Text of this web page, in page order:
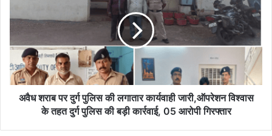
स्वर्णिम
–
सांसद
बृजमोहन
अग्रवाल...
दुर्ग
की
लगातार
कार्यवाही
जारी,ऑपरेशन
विश्वास
अवैध शराब पर दुर्ग पुलिस की लगातार कार्यवाही जारी,ऑपरेशन विश्वास
के तहत दुर्ग पुलिस की बड़ी कार्रवाई, 05 आरोपी गिरफ्तार